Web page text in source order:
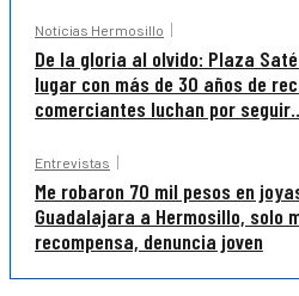
Noticias Hermosillo
De la gloria al olvido: Plaza
lugar con más de 30 años de
comerciantes luchan por
Entrevistas
Me robaron 70 mil pesos en
Guadalajara a Hermosillo, solo
recompensa, denuncia joven